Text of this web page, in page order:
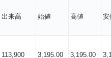
出来高 始値 高値 安
113,900 3,195.00 3,195.00